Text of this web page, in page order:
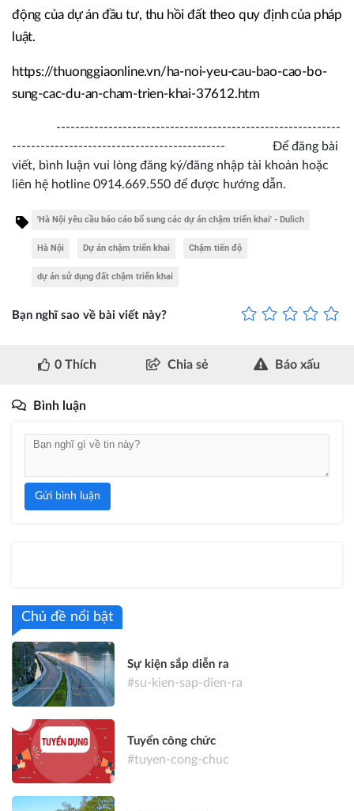
động của dự án đầu tư, thu hồi đất theo quy định của pháp
luật.
https://thuonggiaonline.vn/ha-noi-yeu-cau-bao-cao-bo-
sung-cac-du-an-cham-trien-khai-37612.htm
------------------------------------------------------------
--------------------------------------------- Để đăng bài
viết, bình luận vui lòng đăng ký/đăng nhập tài khoản hoặc
liên hệ hotline 0914.669.550 để được hướng dẫn.
'Hà Nội yêu cầu báo cáo bổ sung các dự án chậm triển khai' - Dulich
Hà Nội Dự án chậm triển khai Chậm tiến độ
dự án sử dụng đất chậm triển khai
Bạn nghĩ sao về bài viết này?
0 Thích Chia sẻ Báo xấu
Bình luận
Gửi bình luận
Chủ đề nổi bật
Sự kiện sắp diễn ra
#su-kien-sap-dien-ra
Tuyển công chức
#tuyen-cong-chuc